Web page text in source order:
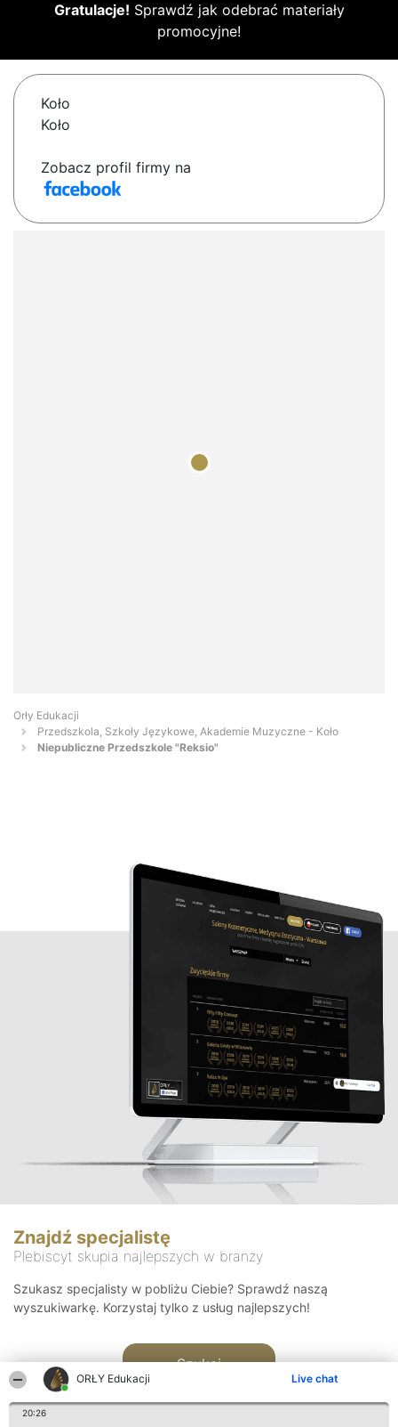
ORŁY Edukacji Live chat
20:26
Gratulacje! Sprawdź jak odebrać materiały
promocyjne!
Koło
Koło
Zobacz profil firmy na
Orły Edukacji
Przedszkola, Szkoły Językowe, Akademie Muzyczne - Koło
Niepubliczne Przedszkole "Reksio"
Znajdź specjalistę
Plebiscyt skupia najlepszych w branży
Szukasz specjalisty w pobliżu Ciebie? Sprawdź naszą
wyszukiwarkę. Korzystaj tylko z usług najlepszych!
Szukaj